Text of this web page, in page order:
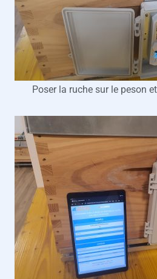
Poser la ruche sur le peson